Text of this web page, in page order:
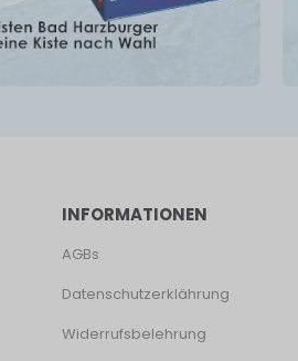
INFORMATIONEN
AGBs
Datenschutzerklährung
Widerrufsbelehrung